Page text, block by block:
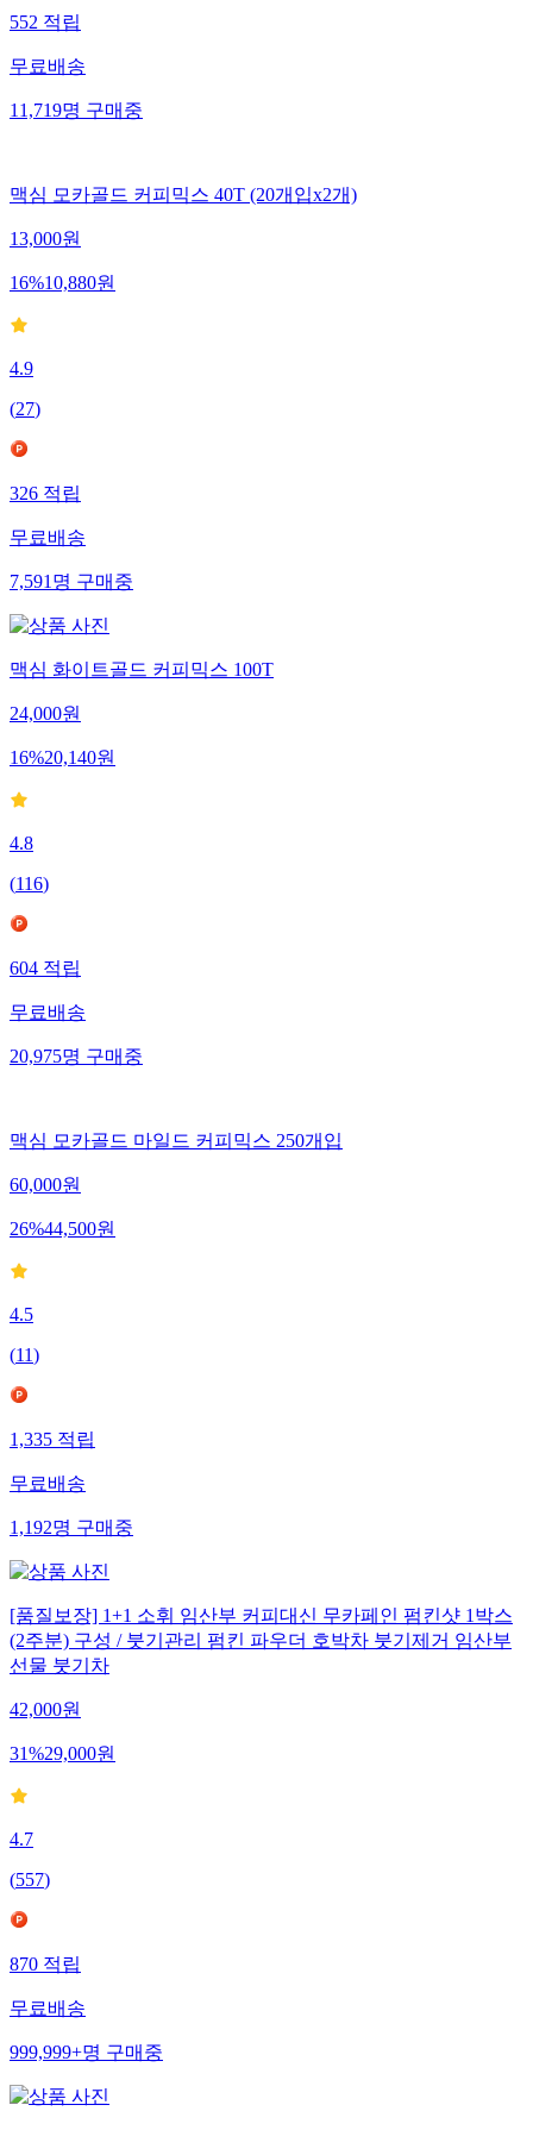
552 적립
무료배송
11,719명 구매중
맥심 모카골드 커피믹스 40T (20개입x2개)
13,000원
16%10,880원
4.9
(27)
326 적립
무료배송
7,591 명 구매중
맥심 화이트골드 커피믹스 100T
24,000원
16%20,140원
4.8
(116)
604 적립
무료배송
20,975명 구매중
맥심 모카골드 마일드 커피믹스 250개입
60,000원
26%44,500원
4.5
(11)
1,335적립
무료배송
1,192명구매중
[품질보장] 1+1 소휘 임산부 커피대신 무카페인 펌킨샷 1박스
(2주분) 구성 / 붓기관리 펌킨 파우더 호박차 붓기제거 임산부
선물 붓기차
42,000원
31%29,000원
4.7
(557)
870적립
무료배송
999,999+명구매중